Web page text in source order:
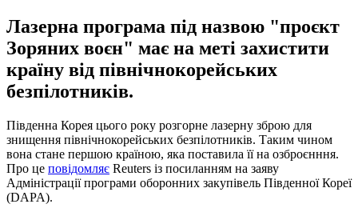
Лазерна програма під назвою "проєкт
Зоряних воєн" має на меті захистити
країну від північнокорейських
безпілотників.
Південна Корея цього року розгорне лазерну зброю для
знищення північнокорейських безпілотників. Таким чином
вона стане першою країною, яка поставила її на озброєнння.
Про це повідомляє Reuters із посиланням на заяву
Адміністрації програми оборонних закупівель Південної Кореї
(DAPA).